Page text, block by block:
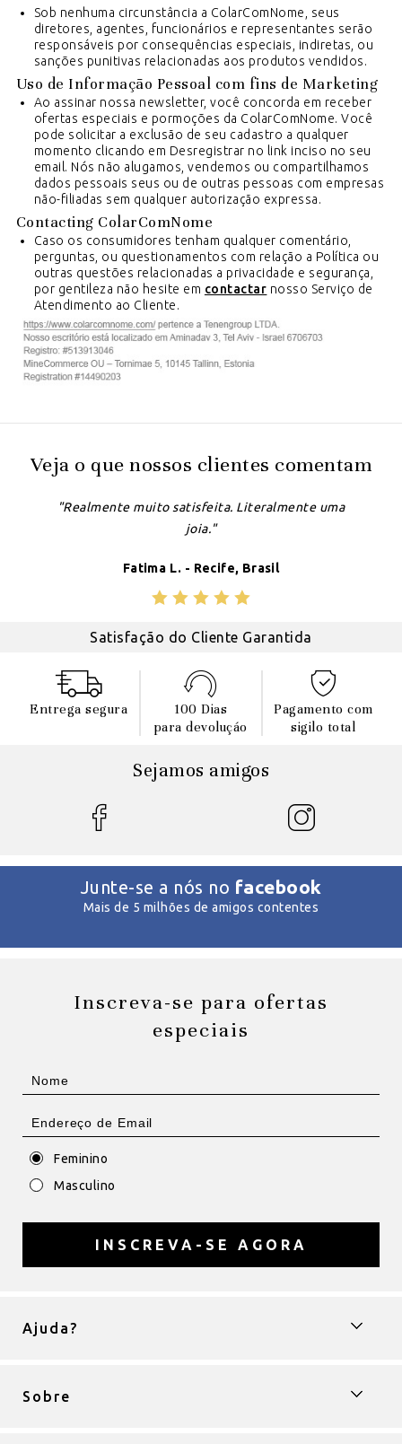
Sob nenhuma circunstância a ColarComNome, seus
diretores, agentes, funcionários e representantes serão
responsáveis por consequências especiais, indiretas, ou
sanções punitivas relacionadas aos produtos vendidos.
Uso de Informação Pessoal com fins de Marketing
Ao assinar nossa newsletter, você concorda em receber
ofertas especiais e pormoções da ColarComNome. Você
pode solicitar a exclusão de seu cadastro a qualquer
momento clicando em Desregistrar no link inciso no seu
email. Nós não alugamos, vendemos ou compartilhamos
dados pessoais seus ou de outras pessoas com empresas
não-filiadas sem qualquer autorização expressa.
Contacting ColarComNome
Caso os consumidores tenham qualquer comentário,
perguntas, ou questionamentos com relação a Política ou
outras questões relacionadas a privacidade e segurança,
por gentileza não hesite em contactar nosso Serviço de
Atendimento ao Cliente.
Veja o que nossos clientes comentam
"Realmente muito satisfeita. Literalmente uma
joia."
Fatima L. - Recife, Brasil
Satisfação do Cliente Garantida
Entrega segura
100 Dias
para devoluçáo
Pagamento com
sigilo total
Sejamos amigos
Junte-se a nós no facebook
Mais de 5 milhões de amigos contentes
Inscreva-se para ofertas
especiais
Feminino
Masculino
INSCREVA-SE AGORA
Ajuda?
Sobre